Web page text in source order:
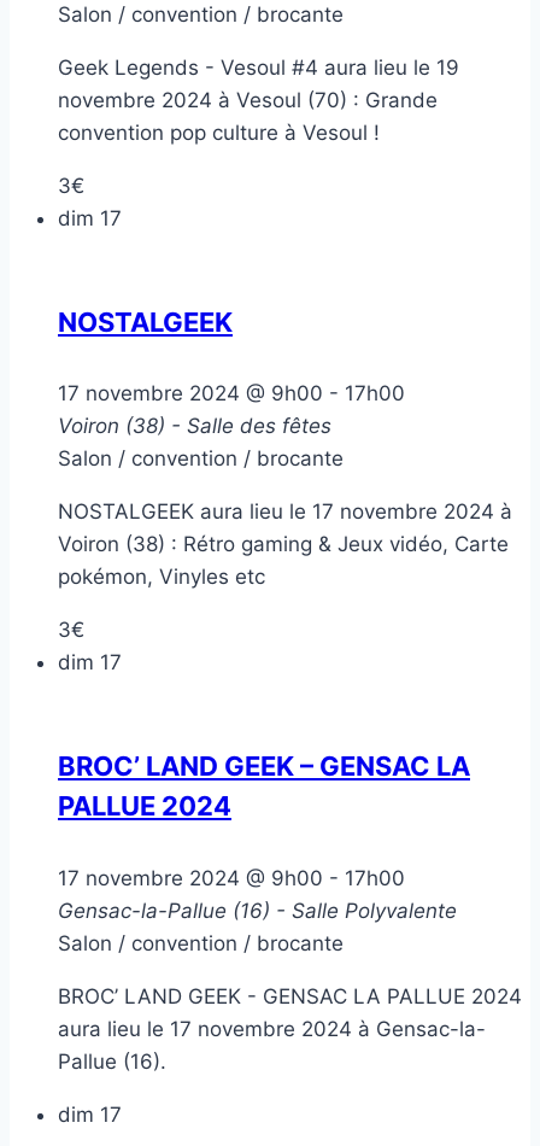
Salon / convention / brocante
Geek Legends - Vesoul #4 aura lieu le 19
novembre 2024 à Vesoul (70) : Grande
convention pop culture à Vesoul !
3€
dim 17
NOSTALGEEK
17 novembre 2024 @ 9h00 - 17h00
Voiron (38) - Salle des fêtes
Salon / convention / brocante
NOSTALGEEK aura lieu le 17 novembre 2024 à
Voiron (38) : Rétro gaming & Jeux vidéo, Carte
pokémon, Vinyles etc
3€
dim 17
BROC’ LAND GEEK – GENSAC LA
PALLUE 2024
17 novembre 2024 @ 9h00 - 17h00
Gensac-la-Pallue (16) - Salle Polyvalente
Salon / convention / brocante
BROC’ LAND GEEK - GENSAC LA PALLUE 2024
aura lieu le 17 novembre 2024 à Gensac-la-
Pallue (16).
dim 17